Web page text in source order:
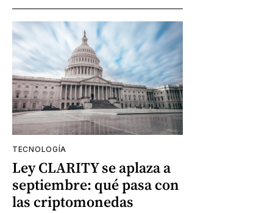
TECNOLOGÍA
Ley CLARITY se aplaza a
septiembre: qué pasa con
las criptomonedas